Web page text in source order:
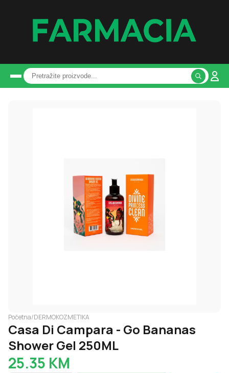
Početna/DERMOKOZMETIKA
Casa Di Campara - Go Bananas
Shower Gel 250ML
25.35 KM